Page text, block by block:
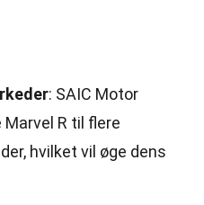
: SAIC Motor
R til flere
hvilket vil øge dens